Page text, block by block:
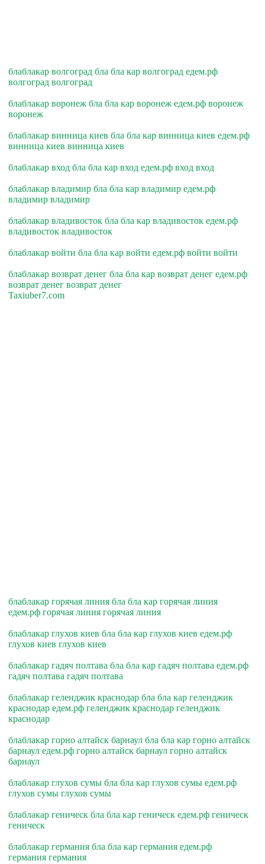
блаблакар волгоград бла бла кар волгоград едем.рф
волгоград волгоград
блаблакар воронеж бла бла кар воронеж едем.рф воронеж
воронеж
блаблакар винница киев бла бла кар винница киев едем.рф
винница киев винница киев
блаблакар вход бла бла кар вход едем.рф вход вход
блаблакар владимир бла бла кар владимир едем.рф
владимир владимир
блаблакар владивосток бла бла кар владивосток едем.рф
владивосток владивосток
блаблакар войти бла бла кар войти едем.рф войти войти
блаблакар возврат денег бла бла кар возврат денег едем.рф
возврат денег возврат денег
Taxiuber7.com
блаблакар горячая линия бла бла кар горячая линия
едем.рф горячая линия горячая линия
блаблакар глухов киев бла бла кар глухов киев едем.рф
глухов киев глухов киев
блаблакар гадяч полтава бла бла кар гадяч полтава едем.рф
гадяч полтава гадяч полтава
блаблакар геленджик краснодар бла бла кар геленджик
краснодар едем.рф геленджик краснодар геленджик
краснодар
блаблакар горно алтайск барнаул бла бла кар горно алтайск
барнаул едем.рф горно алтайск барнаул горно алтайск
барнаул
блаблакар глухов сумы бла бла кар глухов сумы едем.рф
глухов сумы глухов сумы
блаблакар геническ бла бла кар геническ едем.рф геническ
геническ
блаблакар германия бла бла кар германия едем.рф
германия германия